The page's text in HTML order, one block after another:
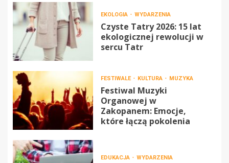
EKOLOGIA WYDARZENIA
Czyste Tatry 2026: 15 lat
ekologicznej rewolucji w
sercu Tatr
FESTIWALE KULTURA MUZYKA
Festiwal Muzyki
Organowej w
Zakopanem: Emocje,
które łączą pokolenia
EDUKACJA WYDARZENIA